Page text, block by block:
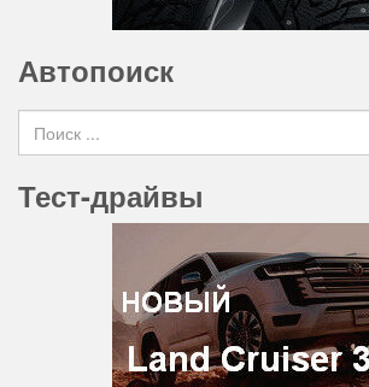
Автопоиск
Search for
Тест-драйвы